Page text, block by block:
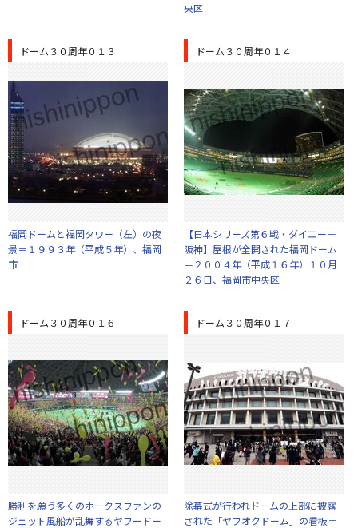
央区
ドーム３０周年０１３
福岡ドームと福岡タワー（左）の夜
景＝１９９３年（平成５年）、福岡
市
ドーム３０周年０１４
【日本シリーズ第６戦・ダイエー－
阪神】屋根が全開された福岡ドーム
＝２００４年（平成１６年）１０月
２６日、福岡市中央区
ドーム３０周年０１６
勝利を願う多くのホークスファンの
ジェット風船が乱舞するヤフードー
ドーム３０周年０１７
除幕式が行われドームの上部に披露
された「ヤフオクドーム」の看板＝